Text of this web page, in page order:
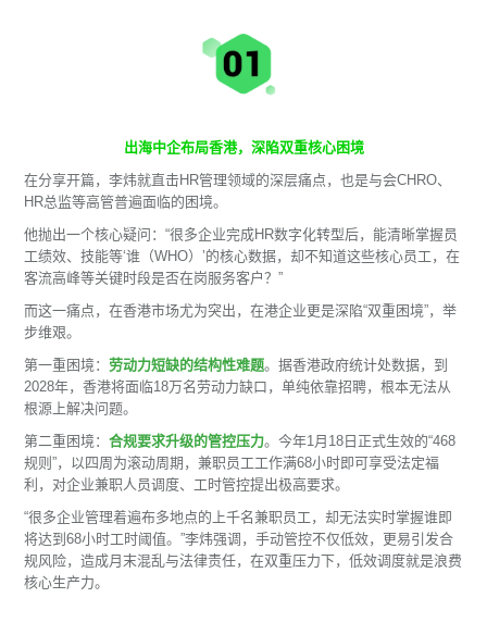
出海中企布局香港，深陷双重核心困境
在分享开篇，李炜就直击HR管理领域的深层痛点，也是与会CHRO、
HR总监等高管普遍面临的困境。
他抛出一个核心疑问：“很多企业完成HR数字化转型后，能清晰掌握员
工绩效、技能等‘谁（WHO）’的核心数据，却不知道这些核心员工，在
客流高峰等关键时段是否在岗服务客户？”
而这一痛点，在香港市场尤为突出，在港企业更是深陷“双重困境”，举
步维艰。
第一重困境：劳动力短缺的结构性难题。据香港政府统计处数据，到
2028年，香港将面临18万名劳动力缺口，单纯依靠招聘，根本无法从
根源上解决问题。
第二重困境：合规要求升级的管控压力。今年1月18日正式生效的“468
规则”，以四周为滚动周期，兼职员工工作满68小时即可享受法定福
利，对企业兼职人员调度、工时管控提出极高要求。
“很多企业管理着遍布多地点的上千名兼职员工，却无法实时掌握谁即
将达到68小时工时阈值。”李炜强调，手动管控不仅低效，更易引发合
规风险，造成月末混乱与法律责任，在双重压力下，低效调度就是浪费
核心生产力。